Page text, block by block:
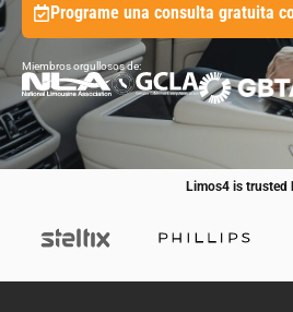
Programe una consulta gratuita
Miembros orgullosos de:
Limos4 is trusted